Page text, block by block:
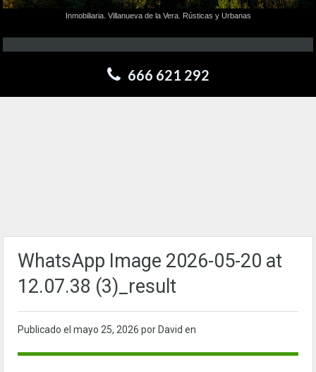
Inmobiliaria. Villanueva de la Vera. Rústicas y Urbanas
666 621 292
WhatsApp Image 2026-05-20 at
12.07.38 (3)_result
Publicado el mayo 25, 2026 por David en